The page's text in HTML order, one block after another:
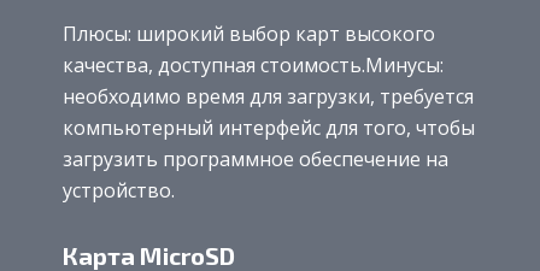
Плюсы: широкий выбор карт высокого
качества, доступная стоимость.Минусы:
необходимо время для загрузки, требуется
компьютерный интерфейс для того, чтобы
загрузить программное обеспечение на
устройство.
Карта MicroSD